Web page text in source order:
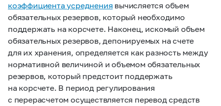
коэффициента усреднения вычисляется объем
обязательных резервов, который необходимо
поддержать на корсчете. Наконец, искомый объем
обязательных резервов, депонируемых на счете
для их хранения, определяется как разность между
нормативной величиной и объемом обязательных
резервов, который предстоит поддержать
на корсчете. В период регулирования
с перерасчетом осуществляется перевод средств